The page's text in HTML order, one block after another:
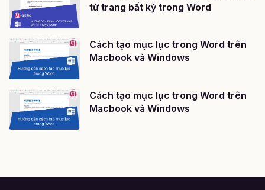
từ trang bất kỳ trong Word
Cách tạo mục lục trong Word trên
Macbook và Windows
Cách tạo mục lục trong Word trên
Macbook và Windows